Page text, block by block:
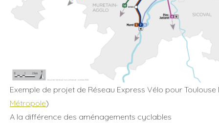
Exemple de projet de Réseau Express Vélo pour
Métropole)
A la différence des aménagements cyclables